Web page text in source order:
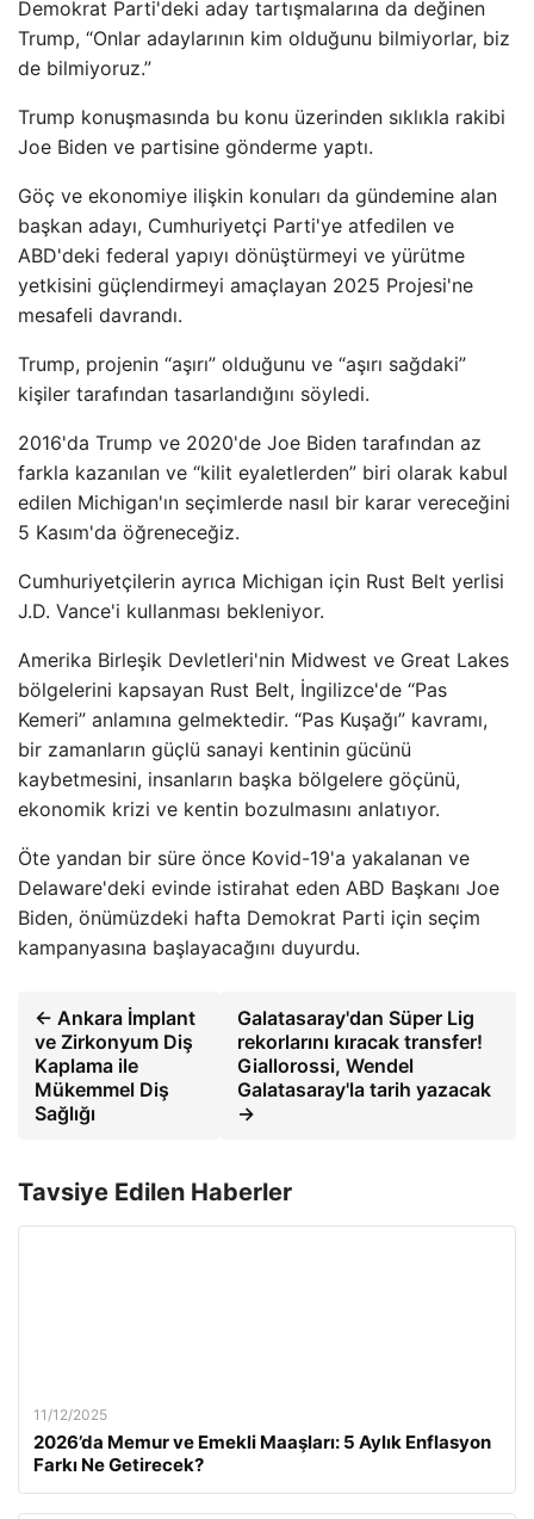
Demokrat Parti'deki aday tartışmalarına da değinen
Trump, “Onlar adaylarının kim olduğunu bilmiyorlar, biz
de bilmiyoruz.”
Trump konuşmasında bu konu üzerinden sıklıkla rakibi
Joe Biden ve partisine gönderme yaptı.
Göç ve ekonomiye ilişkin konuları da gündemine alan
başkan adayı, Cumhuriyetçi Parti'ye atfedilen ve
ABD'deki federal yapıyı dönüştürmeyi ve yürütme
yetkisini güçlendirmeyi amaçlayan 2025 Projesi'ne
mesafeli davrandı.
Trump, projenin “aşırı” olduğunu ve “aşırı sağdaki”
kişiler tarafından tasarlandığını söyledi.
2016'da Trump ve 2020'de Joe Biden tarafından az
farkla kazanılan ve “kilit eyaletlerden” biri olarak kabul
edilen Michigan'ın seçimlerde nasıl bir karar vereceğini
5 Kasım'da öğreneceğiz.
Cumhuriyetçilerin ayrıca Michigan için Rust Belt yerlisi
J.D. Vance'i kullanması bekleniyor.
Amerika Birleşik Devletleri'nin Midwest ve Great Lakes
bölgelerini kapsayan Rust Belt, İngilizce'de “Pas
Kemeri” anlamına gelmektedir. “Pas Kuşağı” kavramı,
bir zamanların güçlü sanayi kentinin gücünü
kaybetmesini, insanların başka bölgelere göçünü,
ekonomik krizi ve kentin bozulmasını anlatıyor.
Öte yandan bir süre önce Kovid-19'a yakalanan ve
Delaware'deki evinde istirahat eden ABD Başkanı Joe
Biden, önümüzdeki hafta Demokrat Parti için seçim
kampanyasına başlayacağını duyurdu.
← Ankara İmplant
ve Zirkonyum Diş
Kaplama ile
Mükemmel Diş
Sağlığı
Galatasaray'dan Süper Lig
rekorlarını kıracak transfer!
Giallorossi, Wendel
Galatasaray'la tarih yazacak
→
Tavsiye Edilen Haberler
11/12/2025
2026’da Memur ve Emekli Maaşları: 5 Aylık Enflasyon
Farkı Ne Getirecek?